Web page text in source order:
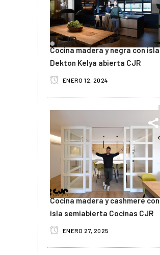
Cocina madera y negra con isla
Dekton Kelya abierta CJR
ENERO 12, 2024
Cocina madera y cashmere con
isla semiabierta Cocinas CJR
ENERO 27, 2025